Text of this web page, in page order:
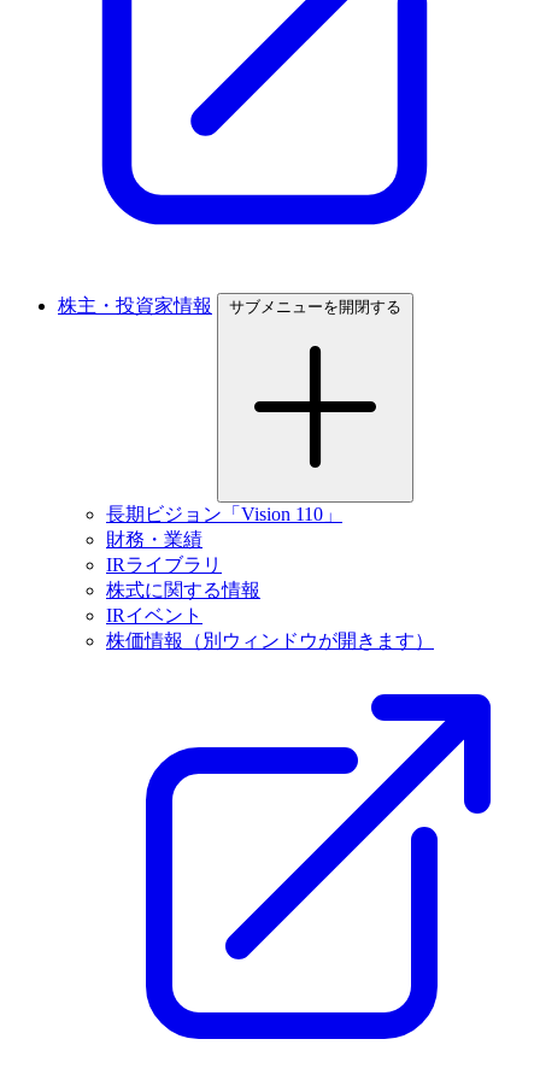
株主・投資家情報 サブメニューを開閉する
長期ビジョン「Vision 110」
財務・業績
IRライブラリ
株式に関する情報
IRイベント
株価情報
（別ウィンドウが開きます）